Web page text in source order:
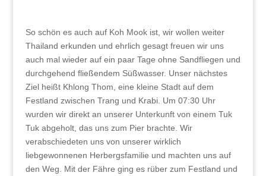
So schön es auch auf Koh Mook ist, wir wollen weiter
Thailand erkunden und ehrlich gesagt freuen wir uns
auch mal wieder auf ein paar Tage ohne Sandfliegen und
durchgehend fließendem Süßwasser. Unser nächstes
Ziel heißt Khlong Thom, eine kleine Stadt auf dem
Festland zwischen Trang und Krabi. Um 07:30 Uhr
wurden wir direkt an unserer Unterkunft von einem Tuk
Tuk abgeholt, das uns zum Pier brachte. Wir
verabschiedeten uns von unserer wirklich
liebgewonnenen Herbergsfamilie und machten uns auf
den Weg. Mit der Fähre ging es rüber zum Festland und